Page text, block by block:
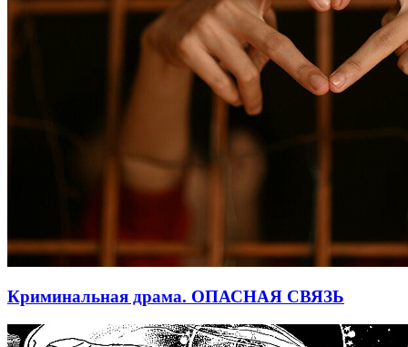
Криминальная драма. ОПАСНАЯ СВЯЗЬ